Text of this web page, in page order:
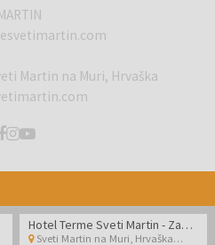
Martin na Muri, Hrvaška
Hotel Terme Sveti Martin - Zabaven poletni družinski wellness oddih z all inclusive light
Sveti Martin na Muri, Hrvaška